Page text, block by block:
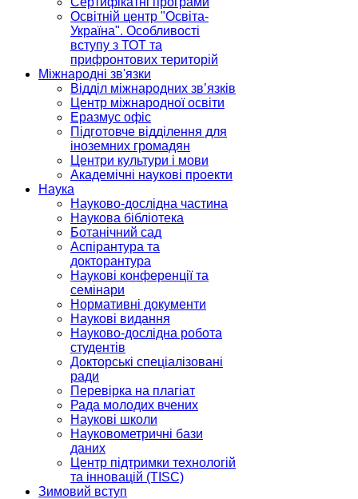
Освітній центр "Освіта-
Україна". Особливості
вступу з ТОТ та
прифронтових територій
Міжнародні зв'язки
Відділ міжнародних зв’язків
Центр міжнародної освіти
Еразмус офіс
Підготовче відділення для
іноземних громадян
Центри культури і мови
Академічні наукові проекти
Наука
Науково-дослідна частина
Наукова бібліотека
Ботанічний сад
Аспірантура та
докторантура
Наукові конференції та
семінари
Нормативні документи
Наукові видання
Науково-дослідна робота
студентів
Докторські спеціалізовані
ради
Перевірка на плагіат
Рада молодих вчених
Наукові школи
Науковометричні бази
даних
Центр підтримки технологій
та інновацій (TISC)
Зимовий вступ